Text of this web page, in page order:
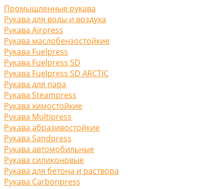
Промышленные рукава
Рукава для воды и воздуха
Рукава Airpress
Рукава маслобензостойкие
Рукава Fuelpress
Рукава Fuelpress SD
Рукава Fuelpress SD ARCTIC
Рукава для пара
Рукава Steampress
Рукава химостойкие
Рукава Multipress
Рукава абразивостойкие
Рукава Sandpress
Рукава автомобильные
Рукава силиконовые
Рукава для бетона и раствора
Рукава Carbonpress